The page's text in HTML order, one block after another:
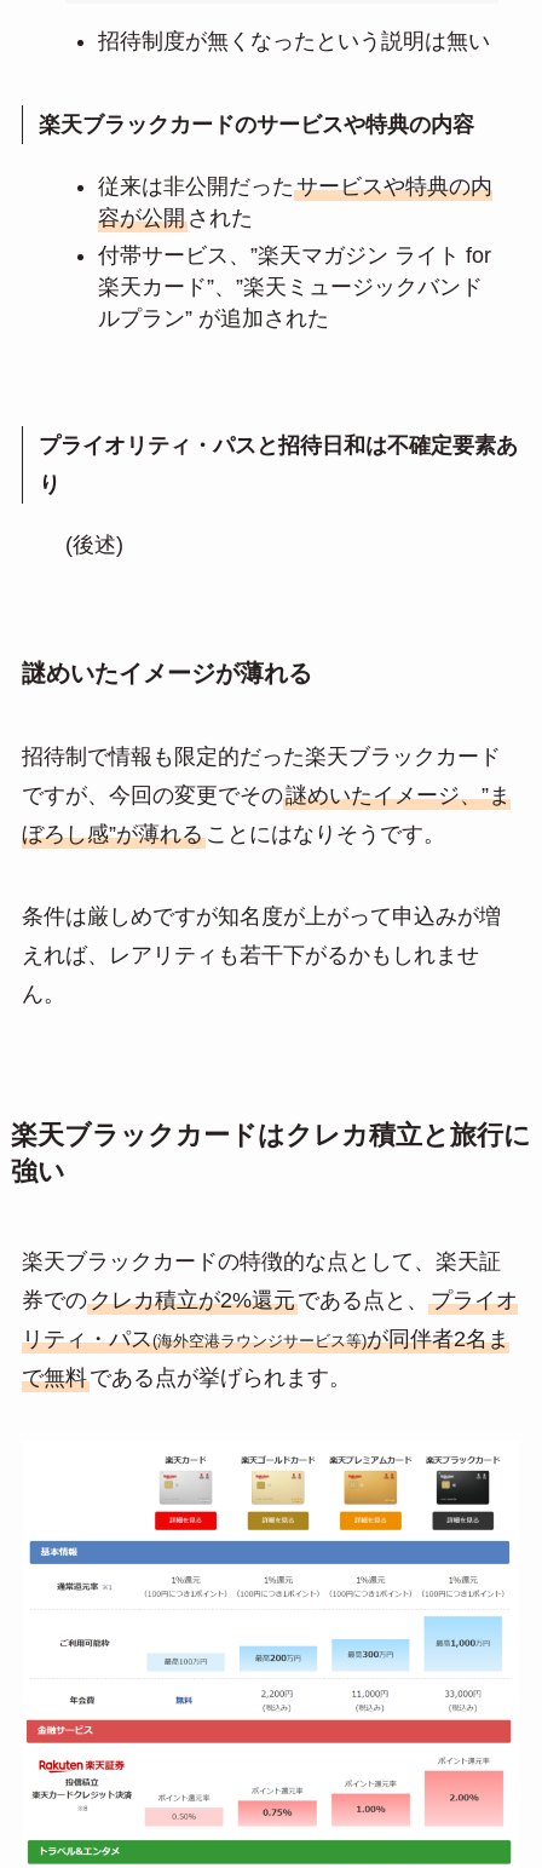
招待制度が無くなったという説明は無い
楽天ブラックカードのサービスや特典の内容
従来は非公開だったサービスや特典の内
容が公開された
付帯サービス、”楽天マガジン ライト for
楽天カード”、”楽天ミュージックバンド
ルプラン” が追加された
プライオリティ・パスと招待日和は不確定要素あ
り
(後述)
謎めいたイメージが薄れる
招待制で情報も限定的だった楽天ブラックカード
ですが、今回の変更でその謎めいたイメージ、”ま
ぼろし感”が薄れることにはなりそうです。
条件は厳しめですが知名度が上がって申込みが増
えれば、レアリティも若干下がるかもしれませ
ん。
楽天ブラックカードはクレカ積立と旅行に
強い
楽天ブラックカードの特徴的な点として、楽天証
券でのクレカ積立が2%還元である点と、 プライオ
リティ・パス(海外空港ラウンジサービス等)が同伴者2名ま
で無料である点が挙げられます。